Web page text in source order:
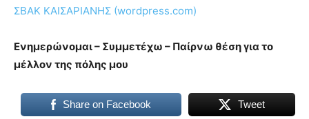
ΣΒΑΚ ΚΑΙΣΑΡΙΑΝΗΣ (wordpress.com)
Ενημερώνομαι – Συμμετέχω – Παίρνω θέση για το
μέλλον της πόλης μου
Share on Facebook Tweet